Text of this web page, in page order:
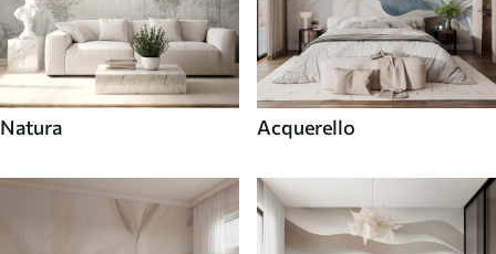
Natura Acquerello